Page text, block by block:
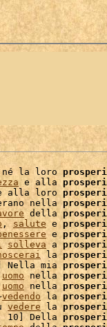
la loro
e alla
alla loro
nella
della
, salute e
e
solleva a
la
mia
uomo nella
uomo nella
vedendo la
vedere la
Della